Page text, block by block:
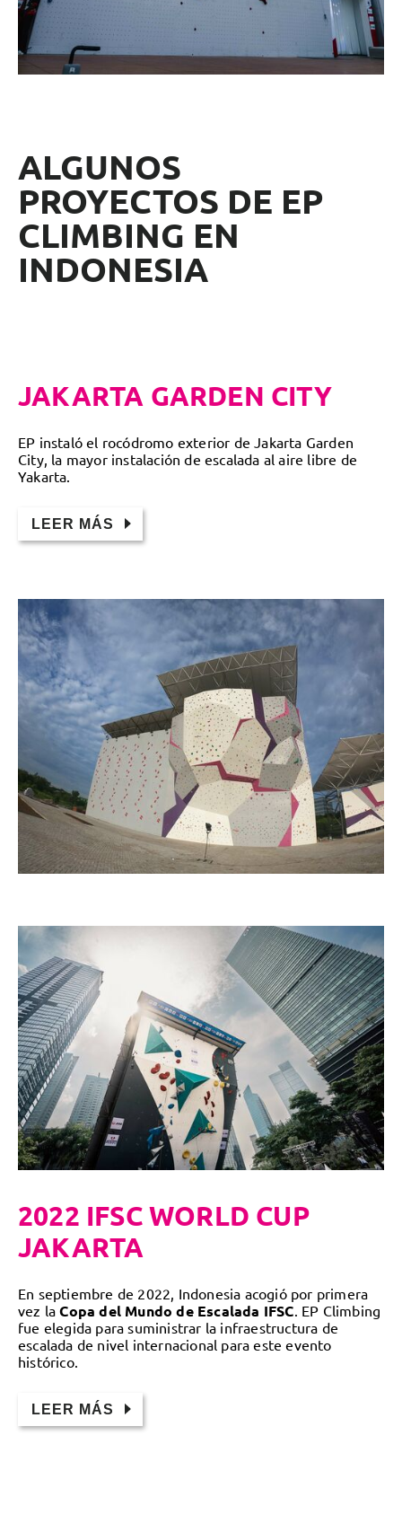
ALGUNOS
PROYECTOS DE EP
CLIMBING EN
INDONESIA
JAKARTA GARDEN CITY
EP instaló el rocódromo exterior de Jakarta Garden
City, la mayor instalación de escalada al aire libre de
Yakarta.
LEER MÁS
2022 IFSC WORLD CUP
JAKARTA
En septiembre de 2022, Indonesia acogió por primera
vez laCopa del Mundo de Escalada IFSC. EP Climbing
fue elegida para suministrar la infraestructura de
escalada de nivel internacional para este evento
histórico.
LEER MÁS